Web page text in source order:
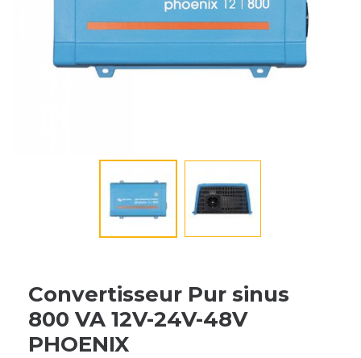
Convertisseur Pur sinus
800 VA 12V-24V-48V
PHOENIX